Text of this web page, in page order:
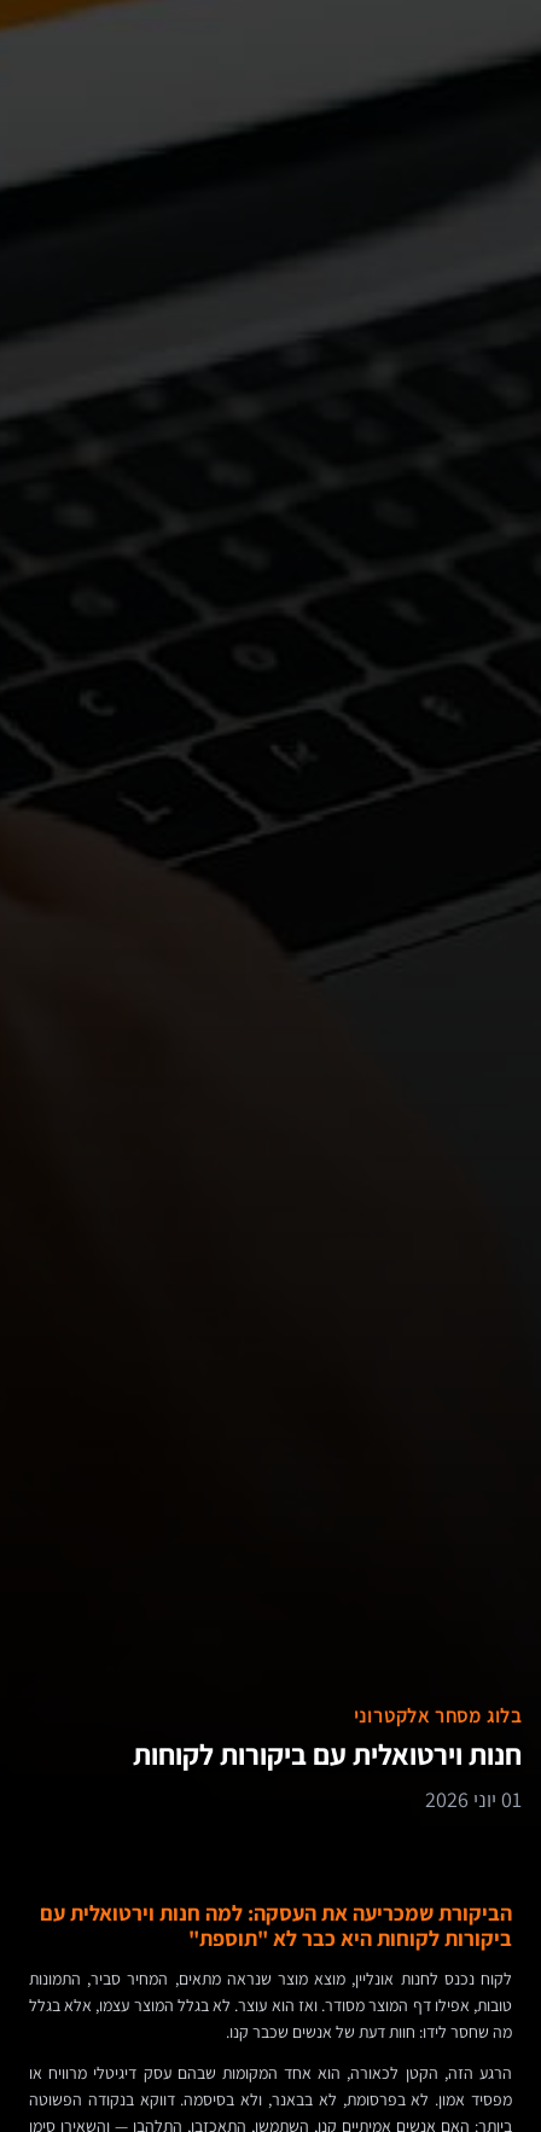
בלוג מסחר אלקטרוני
חנות וירטואלית עם ביקורות לקוחות
01 יוני 2026
הביקורת שמכריעה את העסקה: למה חנות וירטואלית עם
ביקורות לקוחות היא כבר לא "תוספת"
לקוח נכנס לחנות אונליין, מוצא מוצר שנראה מתאים, המחיר סביר, התמונות
טובות, אפילו דף המוצר מסודר. ואז הוא עוצר. לא בגלל המוצר עצמו, אלא בגלל
מה שחסר לידו: חוות דעת של אנשים שכבר קנו.
הרגע הזה, הקטן לכאורה, הוא אחד המקומות שבהם עסק דיגיטלי מרוויח או
מפסיד אמון. לא בפרסומת, לא בבאנר, ולא בסיסמה. דווקא בנקודה הפשוטה
ביותר: האם אנשים אמיתיים קנו, השתמשו, התאכזבו, התלהבו — והשאירו סימן